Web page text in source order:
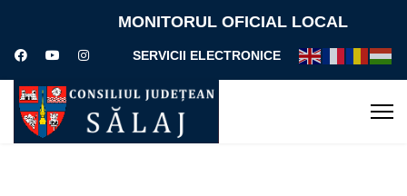
MONITORUL OFICIAL LOCAL
SERVICII ELECTRONICE